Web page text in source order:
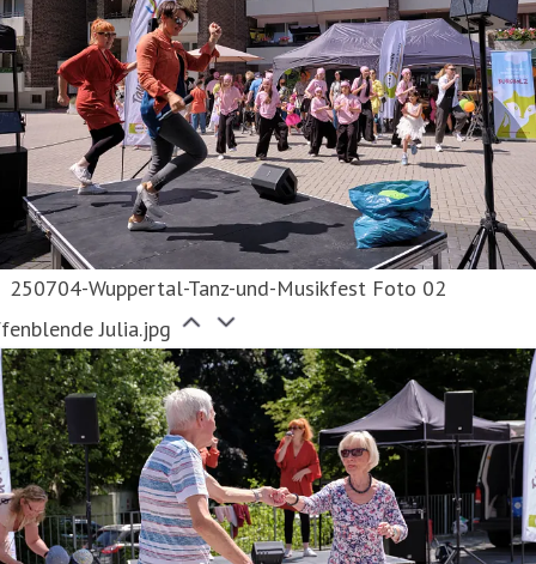
250704-Wuppertal-Tanz-und-Musikfest Foto 02
Julia.jpg